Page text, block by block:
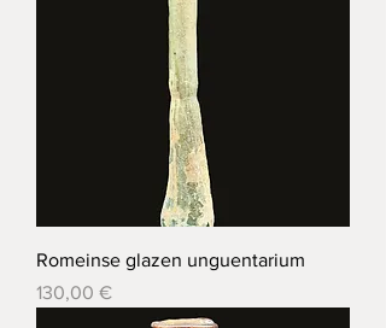
Romeinse glazen unguentarium
Prix
130,00 €